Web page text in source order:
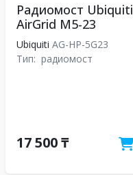
Радиомост Ubiquiti
AirGrid M5-23
Ubiquiti AG-HP-5G23
Тип: радиомост
17 500 ₸